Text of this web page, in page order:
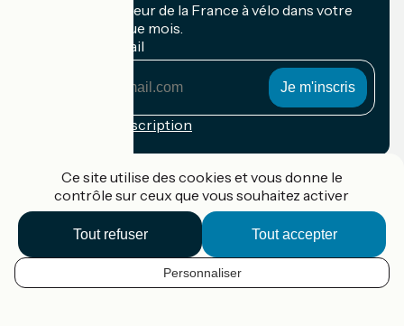
FR
Recevez le meilleur de la France à vélo dans votre
boîte mail chaque mois.
Mon adresse mail
Conditions d'inscription
Accueil Vélo Pro
Contact
Mentions légales
Ce site utilise des cookies et vous donne le
contrôle sur ceux que vous souhaitez activer
Tout accepter
Tout refuser
Personnaliser